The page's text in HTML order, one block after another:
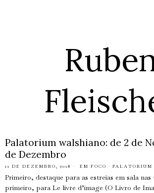
Palatorium walshiano: de 2 de
de Dezembro
11 DE DEZEMBRO, 2018 EM FOCO · PALATORIUM
Primeiro, destaque para as estreias em sala nas
primeiro, para Le livre d’image (O Livro de